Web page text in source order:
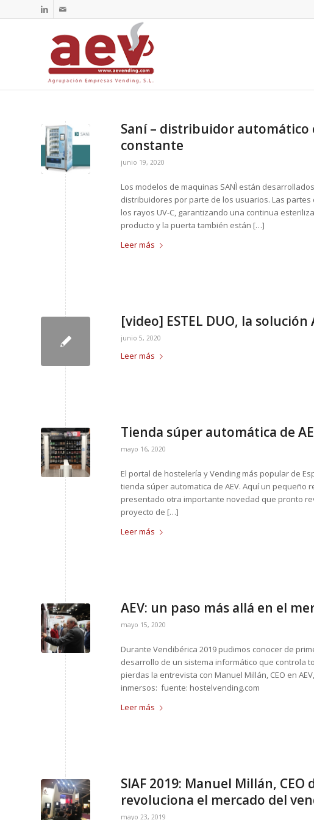
Saní – distribuidor automático
constante
junio 19, 2020
Los modelos de maquinas SANÌ están
distribuidores por parte de los usuarios. Las
los rayos UV-C, garantizando una continua
producto y la puerta también están […]
Leer más
[video] ESTEL DUO, la solución
junio 5, 2020
Leer más
Tienda súper automática de
mayo 16, 2020
El portal de hostelería y Vending más popular de
tienda súper automatica de AEV. Aquí un pequeño
presentado otra importante novedad que pronto
proyecto de […]
Leer más
AEV: un paso más allá en el
mayo 15, 2020
Durante Vendibérica 2019 pudimos conocer de
desarrollo de un sistema informático que controla
pierdas la entrevista con Manuel Millán, CEO en
inmersos: fuente: hostelvending.com
Leer más
SIAF 2019: Manuel Millán,
revoluciona el mercado del
mayo 23, 2019